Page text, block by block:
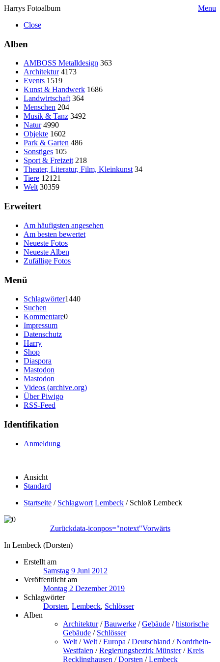
Harrys Fotoalbum
Menu
Close
Alben
AMBOSS Metalldesign 363
Architektur 4173
Events 1519
Kunst & Handwerk 1686
Landwirtschaft 364
Menschen 204
Musik & Tanz 3492
Natur 4990
Objekte 1602
Park & Garten 486
Sonstiges 105
Sport & Freizeit 218
Theater, Literatur, Film, Kleinkunst 34
Tiere 12121
Welt 30359
Erweitert
Am häufigsten angesehen
Am besten bewertet
Neueste Fotos
Neueste Alben
Zufällige Fotos
Menü
Schlagwörter1440
Suchen
Kommentare0
Impressum
Datenschutz
Harry
Shop
Diaspora
Mastodon
Mastodon
Videos (archive.org)
Über Piwigo
RSS-Feed
Identifikation
Anmeldung
Ansicht
Standard
Startseite / Schlagwort Lembeck / Schloß Lembeck
Zurückdata-iconpos="notext"Vorwärts
In Lembeck (Dorsten)
Erstellt am
Samstag 9 Juni 2012
Veröffentlicht am
Montag 2 Dezember 2019
Schlagwörter
Dorsten, Lembeck, Schlösser
Alben
Architektur/Bauwerke /Gebäude /historische
Gebäude / Schlösser
Welt /Welt /Europa /Deutschland /Nordrhein-
Westfalen /Regierungsbezirk Münster/Kreis
Recklinghausen /Dorsten /Lembeck